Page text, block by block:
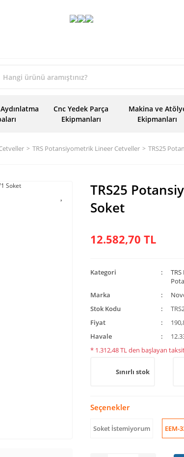
Cnc Yedek Parça
Ekipmanları
Makina ve
Ekipmanları
TRS Potansiyometrik Lineer Cetveller TRS25
TRS25
Soket
12.582,70 TL
Kategori
Marka
Stok Kodu
Fiyat
Havale
* 1.312,48 TL den başlayan
Sınırlı stok
Seçenekler
Soket İstemiyorum EEM-